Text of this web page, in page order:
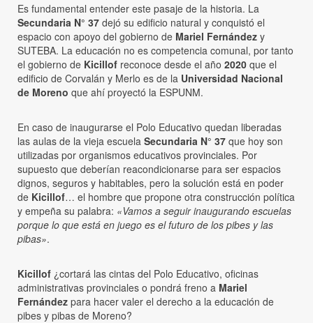
Es fundamental entender este pasaje de la historia. La
Secundaria N° 37 dejó su edificio natural y conquistó el
espacio con apoyo del gobierno de Mariel Fernández y
SUTEBA. La educación no es competencia comunal, por tanto
el gobierno de Kicillof reconoce desde el año 2020 que el
edificio de Corvalán y Merlo es de la Universidad Nacional
de Moreno que ahí proyectó la ESPUNM.
En caso de inaugurarse el Polo Educativo quedan liberadas
las aulas de la vieja escuela Secundaria N° 37 que hoy son
utilizadas por organismos educativos provinciales. Por
supuesto que deberían reacondicionarse para ser espacios
dignos, seguros y habitables, pero la solución está en poder
de Kicillof… el hombre que propone otra construcción política
y empeña su palabra: «Vamos a seguir inaugurando escuelas
porque lo que está en juego es el futuro de los pibes y las
pibas».
Kicillof ¿cortará las cintas del Polo Educativo, oficinas
administrativas provinciales o pondrá freno a Mariel
Fernández para hacer valer el derecho a la educación de
pibes y pibas de Moreno?